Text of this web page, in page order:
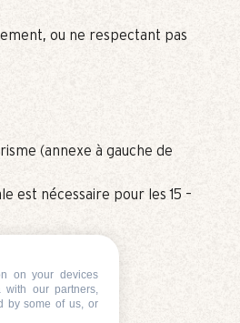
ou ne respectant pas
(annexe à gauche de
est nécessaire pour les 15 –
on your devices
with our partners,
by some of us, or